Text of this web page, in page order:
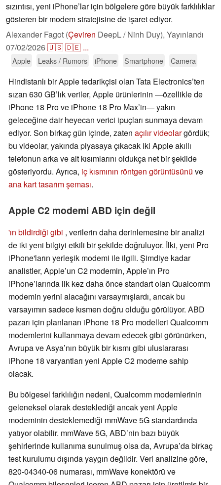
sızıntısı, yeni iPhone’lar için bölgelere göre büyük farklılıklar
gösteren bir modem stratejisine de işaret ediyor.
Alexander Fagot (Çeviren DeepL / Ninh Duy), Yayınlandı
07/02/2026🇺🇸🇩🇪 ...
Apple Leaks / Rumors iPhone Smartphone Camera
Hindistanlı bir Apple tedarikçisi olan Tata Electronics’ten
sızan 630 GB’lık veriler, Apple ürünlerinin —özellikle de
iPhone 18 Pro ve iPhone 18 Pro Max’in— yakın
geleceğine dair heyecan verici ipuçları sunmaya devam
ediyor. Son birkaç gün içinde, zaten açılır videolargördük;
bu videolar, yakında piyasaya çıkacak iki Apple akıllı
telefonun arka ve alt kısımlarını oldukça net bir şekilde
gösteriyordu. Ayrıca, iç kısmının röntgen görüntüsünü ve
ana kart tasarım şeması.
Apple C2 modemi ABD için değil
'ın bildirdiği gibi , verilerin daha derinlemesine bir analizi
de iki yeni bilgiyi etkili bir şekilde doğruluyor. İlki, yeni Pro
iPhone'ların yerleşik modemi ile ilgili. Şimdiye kadar
analistler, Apple’un C2 modemin, Apple’ın Pro
iPhone’larında ilk kez daha önce standart olan Qualcomm
modemin yerini alacağını varsaymışlardı, ancak bu
varsayımın sadece kısmen doğru olduğu görülüyor. ABD
pazarı için planlanan iPhone 18 Pro modelleri Qualcomm
modemlerini kullanmaya devam edecek gibi görünürken,
Avrupa ve Asya’nın büyük bir kısmı gibi uluslararası
iPhone 18 varyantları yeni Apple C2 modeme sahip
olacak.
Bu bölgesel farklılığın nedeni, Qualcomm modemlerinin
geleneksel olarak desteklediği ancak yeni Apple
modeminin desteklemediği mmWave 5G standardında
yatıyor olabilir. mmWave 5G, ABD’nin bazı büyük
şehirlerinde kullanıma sunulmuş olsa da, Avrupa’da birkaç
test kurulumu dışında yaygın değildir. Veri analizine göre,
820-04340-06 numarası, mmWave konektörü ve